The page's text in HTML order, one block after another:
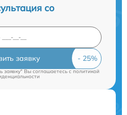
со
заявку
заявку" Вы соглашаетесь cполитикой